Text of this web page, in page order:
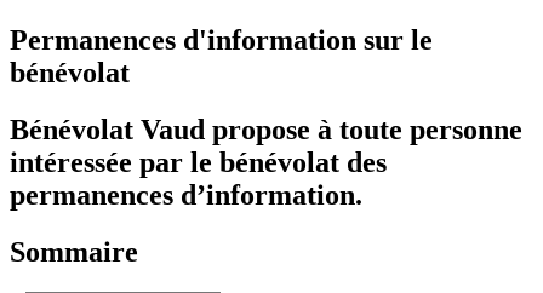
Permanences d'information sur le
bénévolat
Bénévolat Vaud propose à toute personne
intéressée par le bénévolat des
permanences d’information.
Sommaire